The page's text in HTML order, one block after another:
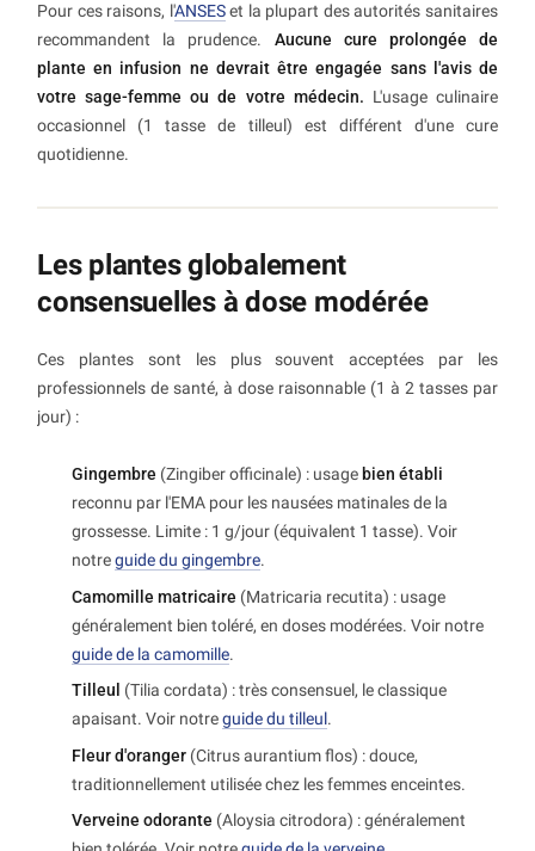
Pour ces raisons, l'ANSESet la plupart des autorités sanitaires
recommandent la prudence. Aucune cure prolongée de
plante en infusion ne devrait être engagée sans l'avis de
votre sage-femme ou de votre médecin. L'usage culinaire
occasionnel (1 tasse de tilleul) est différent d'une cure
quotidienne.
Les plantes globalement
consensuelles à dose modérée
Ces plantes sont les plus souvent acceptées par les
professionnels de santé, à dose raisonnable (1 à 2 tasses par
jour) :
Gingembre (Zingiber officinale) : usage bien établi
reconnu par l'EMA pour les nausées matinales de la
grossesse. Limite : 1 g/jour (équivalent 1 tasse). Voir
notreguide du gingembre.
Camomille matricaire (Matricaria recutita) : usage
généralement bien toléré, en doses modérées. Voir notre
guide de la camomille.
Tilleul (Tilia cordata) : très consensuel, le classique
apaisant. Voir notreguide du tilleul.
Fleur d'oranger (Citrus aurantium flos) : douce,
traditionnellement utilisée chez les femmes enceintes.
Verveine odorante (Aloysia citrodora) : généralement